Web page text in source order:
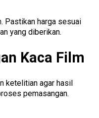
Pastikan harga sesuai
yang diberikan.
Kaca Film
ketelitian agar hasil
pemasangan.